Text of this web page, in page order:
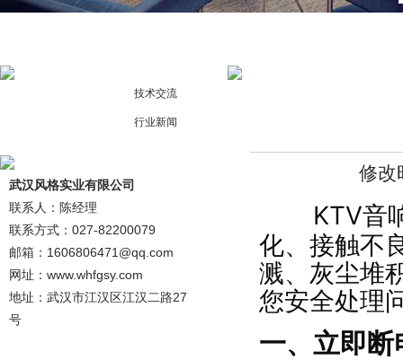
技术交流
行业新闻
武汉风格实业有限公司
联系人：陈经理
联系方式：027-82200079
邮箱：1606806471@qq.com
网址：www.whfgsy.com
地址：武汉市江汉区江汉二路27
号
修改
KTV音
化、接触不
溅、灰尘堆
您安全处理
一、立即